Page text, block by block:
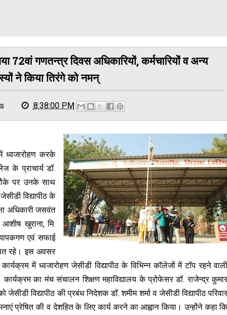
72वां गणतन्त्र दिवस अधिकारियों, कर्मचारियों व अन्य
ने किया तिरंगे को नमन्
8:38:00 PM
ध्वजारोहण करके
के प्राचार्य डॉ.
पर उनके साथ
विद्यापीठ के
अधिकारी जसवंत
खुराना, मि.
एवं सफाई
रहे। इस अवसर
में ध्वजारोहण जेसीडी विद्यापीठ के विभिन्न कॉलेजों में टॉप रहने वाली
का मंच संचालन शिक्षण महाविद्यालय के प्रोफेसर डॉ. राजेन्द्र
विद्यापीठ की प्रबंध निदेशक डॉ. शमीम शर्मा व जेसीडी विद्यापीठ
प्रेषित की व देशहित के लिए कार्य करने का आह्वान किया। उन्होंने कहा